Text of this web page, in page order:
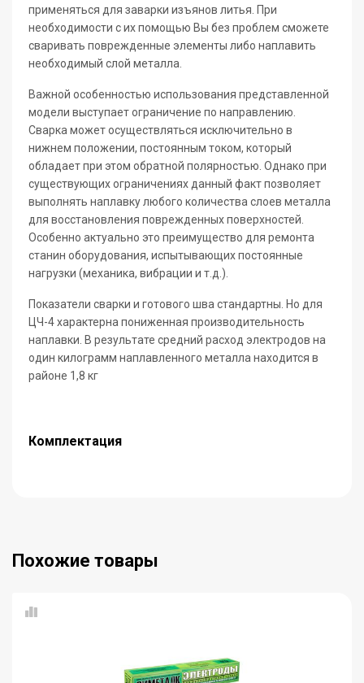
применяться для заварки изъянов литья. При
необходимости с их помощью Вы без проблем сможете
сваривать поврежденные элементы либо наплавить
необходимый слой металла.
Важной особенностью использования представленной
модели выступает ограничение по направлению.
Сварка может осуществляться исключительно в
нижнем положении, постоянным током, который
обладает при этом обратной полярностью. Однако при
существующих ограничениях данный факт позволяет
выполнять наплавку любого количества слоев металла
для восстановления поврежденных поверхностей.
Особенно актуально это преимущество для ремонта
станин оборудования, испытывающих постоянные
нагрузки (механика, вибрации и т.д.).
Показатели сварки и готового шва стандартны. Но для
ЦЧ-4 характерна пониженная производительность
наплавки. В результате средний расход электродов на
один килограмм наплавленного металла находится в
районе 1,8 кг
Комплектация
Похожие товары